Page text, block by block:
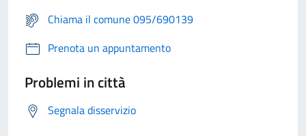
Chiama il comune 095/690139
Prenota un appuntamento
Problemi in città
Segnala disservizio